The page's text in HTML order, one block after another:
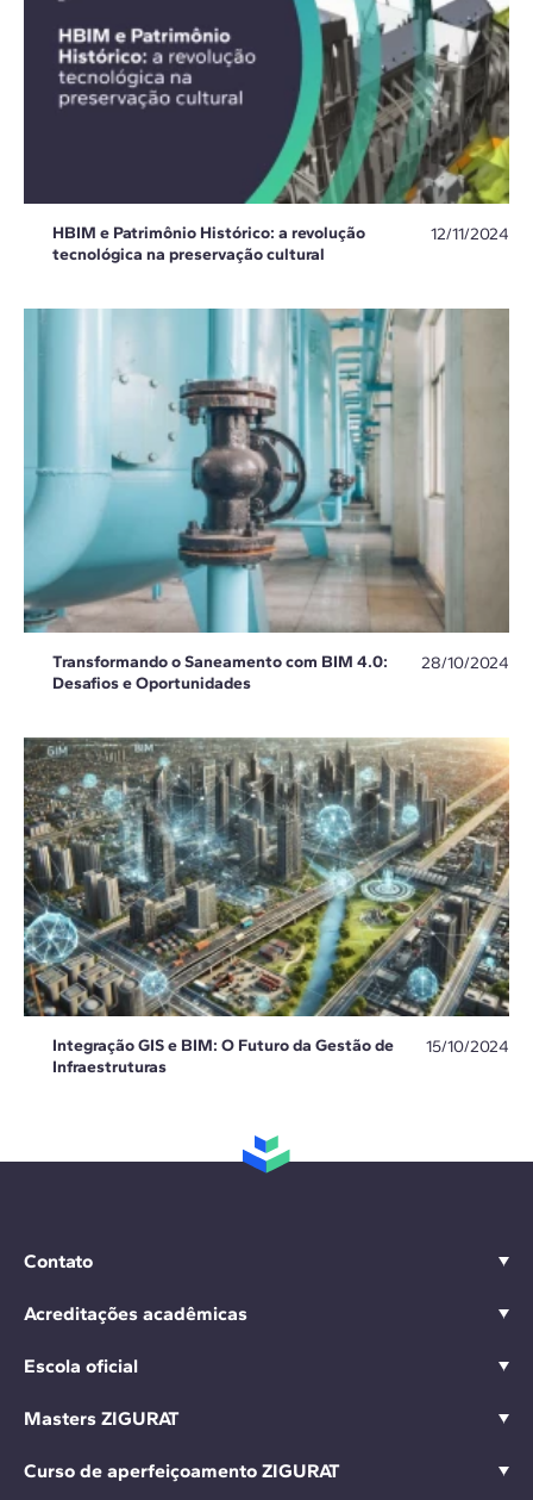
HBIM e Patrimônio Histórico: a revolução
tecnológica na preservação cultural
12/11/2024
Transformando o Saneamento com BIM 4.0:
Desafios e Oportunidades
28/10/2024
Integração GIS e BIM: O Futuro da Gestão de
Infraestruturas
15/10/2024
Contato
Acreditações acadêmicas
Escola oficial
Masters ZIGURAT
Curso de aperfeiçoamento ZIGURAT